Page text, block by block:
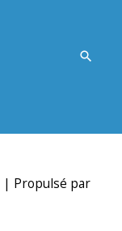
| Propulsé par